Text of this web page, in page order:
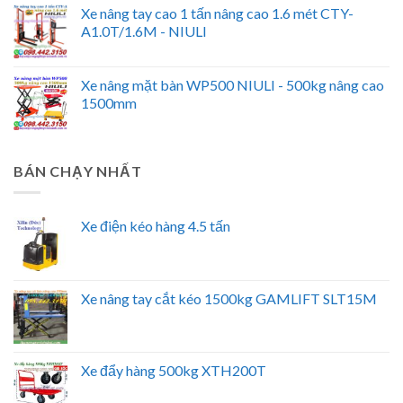
Xe nâng tay cao 1 tấn nâng cao 1.6 mét CTY-
A1.0T/1.6M - NIULI
Xe nâng mặt bàn WP500 NIULI - 500kg nâng cao
1500mm
BÁN CHẠY NHẤT
Xe điện kéo hàng 4.5 tấn
Xe nâng tay cắt kéo 1500kg GAMLIFT SLT15M
Xe đẩy hàng 500kg XTH200T